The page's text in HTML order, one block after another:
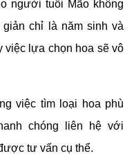
người tuổi Mão không
chỉ là năm sinh và
việc lựa chọn hoa sẽ vô
việc tìm loại hoa phù
chóng liên hệ với
tư vấn cụ thể.